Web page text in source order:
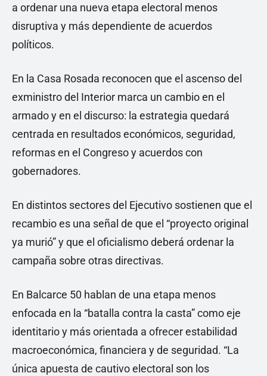
a ordenar una nueva etapa electoral menos
disruptiva y más dependiente de acuerdos
políticos.
En la Casa Rosada reconocen que el ascenso del
exministro del Interior marca un cambio en el
armado y en el discurso: la estrategia quedará
centrada en resultados económicos, seguridad,
reformas en el Congreso y acuerdos con
gobernadores.
En distintos sectores del Ejecutivo sostienen que el
recambio es una señal de que el “proyecto original
ya murió” y que el oficialismo deberá ordenar la
campaña sobre otras directivas.
En Balcarce 50 hablan de una etapa menos
enfocada en la “batalla contra la casta” como eje
identitario y más orientada a ofrecer estabilidad
macroeconómica, financiera y de seguridad. “La
única apuesta de cautivo electoral son los